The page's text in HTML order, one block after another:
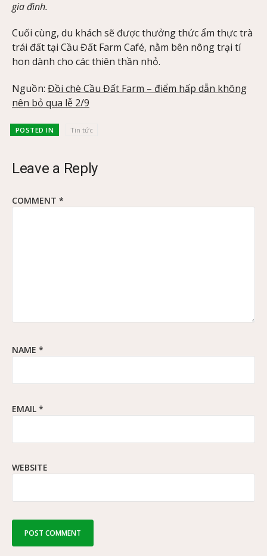
gia đình.
Cuối cùng, du khách sẽ được thưởng thức ẩm thực trà
trái đất tại Cầu Đất Farm Café, nằm bên nông trại tí
hon dành cho các thiên thần nhỏ.
Nguồn: Đồi chè Cầu Đất Farm – điểm hấp dẫn không
nên bỏ qua lễ 2/9
POSTED IN Tin tức
Leave a Reply
COMMENT *
NAME *
EMAIL *
WEBSITE